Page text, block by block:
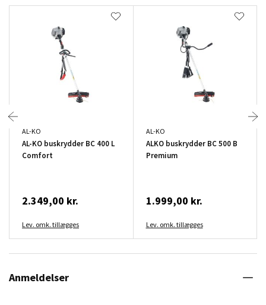
AL-KO
AL-KO buskrydder BC 400 L
Comfort
2.349,00 kr.
Lev. omk. tillægges
AL-KO
ALKO buskrydder BC 500 B
Premium
1.999,00 kr.
Lev. omk. tillægges
Anmeldelser